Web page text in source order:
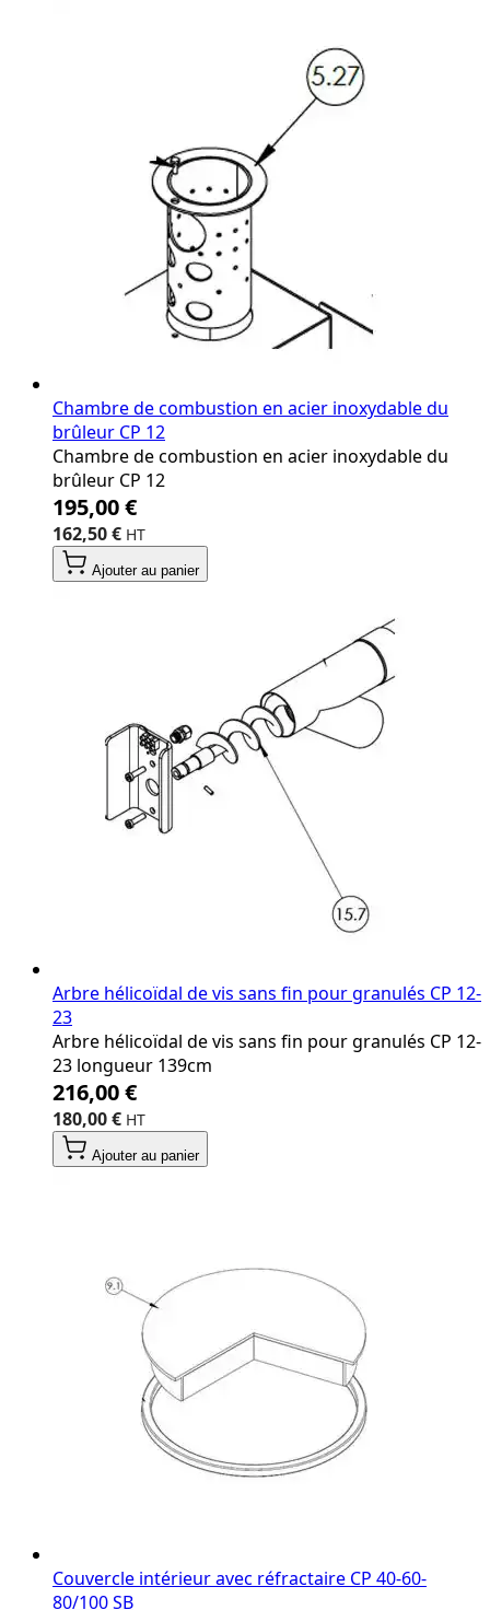
Chambre de combustion en acier inoxydable du
brûleur CP 12
Chambre de combustion en acier inoxydable du
brûleur CP 12
195,00 €
162,50 €
Ajouter au panier
Arbre hélicoïdal de vis sans fin pour granulés CP 12‐
23
Arbre hélicoïdal de vis sans fin pour granulés CP 12‐
23 longueur 139cm
216,00 €
180,00 €
Ajouter au panier
Couvercle intérieur avec réfractaire CP 40‐60‐
80/100 SB